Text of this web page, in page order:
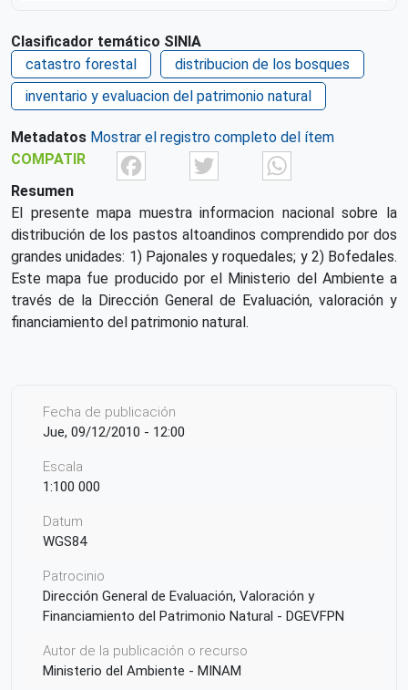
Clasificador temático SINIA
catastro forestal
distribucion de los bosques
inventario y evaluacion del patrimonio natural
Metadatos Mostrar el registro completo del ítem
COMPATIR
FacebookTwitter
Resumen
El presente mapa muestra informacion nacional sobre la
distribución de los pastos altoandinos comprendido por dos
grandes unidades: 1) Pajonales y roquedales; y 2) Bofedales.
Este mapa fue producido por el Ministerio del Ambiente a
través de la Dirección General de Evaluación, valoración y
financiamiento del patrimonio natural.
Fecha de publicación
Jue, 09/12/2010 - 12:00
Escala
1:100 000
Datum
WGS84
Patrocinio
Dirección General de Evaluación, Valoración y
Financiamiento del Patrimonio Natural - DGEVFPN
Autor de la publicación o recurso
Ministerio del Ambiente - MINAM